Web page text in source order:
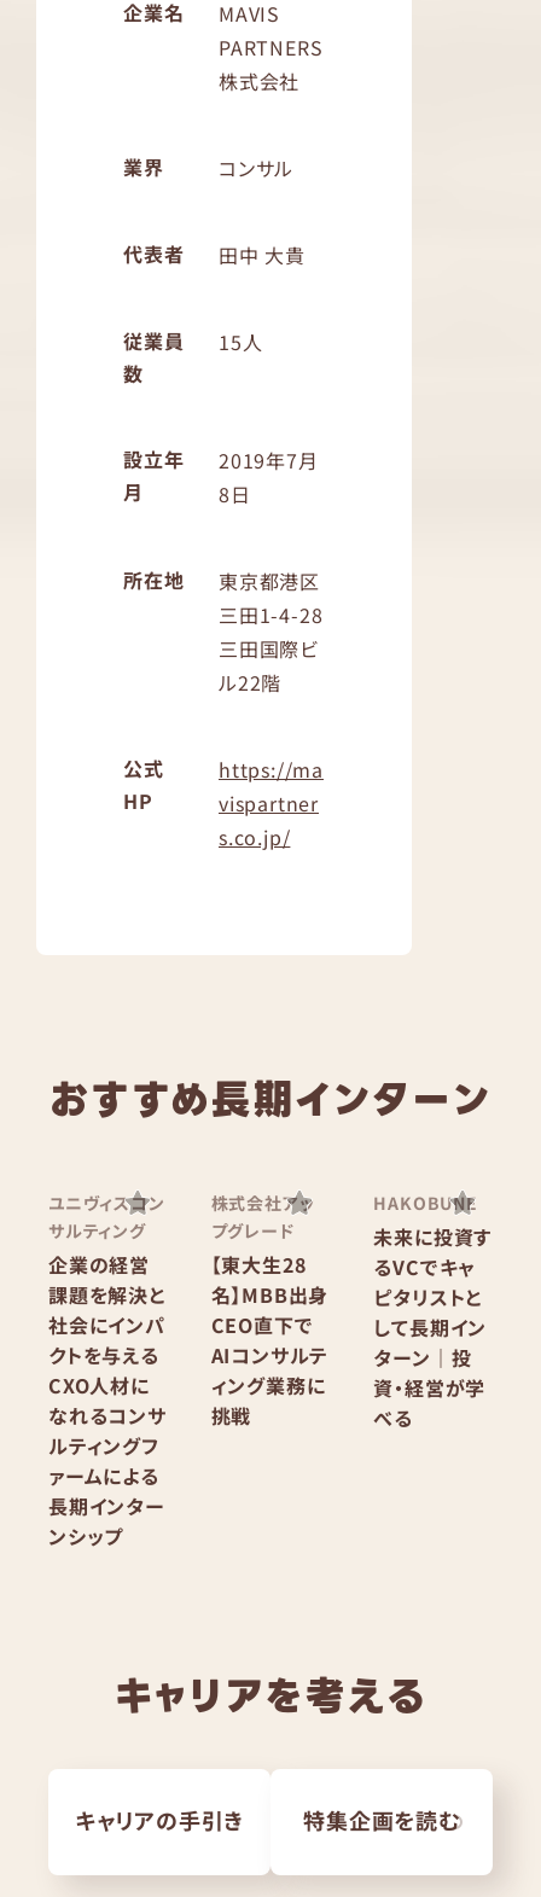
企業名
MAVIS
PARTNERS
株式会社
業界 コンサル
代表者 田中 大貴
従業員
数
15人
設立年
月
2019年7月
8日
所在地
東京都港区
三田1-4-28
三田国際ビ
ル22階
公式
HP
https://ma
vispartner
s.co.jp/
おすすめ長期インターン
ユニヴィスコン
サルティング
企業の経営
課題を解決と
社会にインパ
クトを与える
CXO人材に
なれるコンサ
ルティングフ
ァームによる
長期インター
ンシップ
株式会社アッ
プグレード
【東大生28
名】MBB出身
CEO直下で
AIコンサルテ
ィング業務に
挑戦
HAKOBUNE
未来に投資す
るVCでキャ
ピタリストと
して長期イン
ターン｜投
資・経営が学
べる
キャリアを考える
キャリアの手引き 特集企画を読む